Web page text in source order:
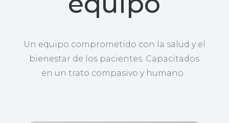
Un equipo comprometido con la salud y el
bienestar de los pacientes. Capacitados
en un trato compasivo y humano.